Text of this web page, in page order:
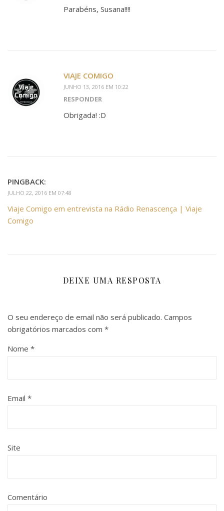
Parabéns, Susana!!!!
VIAJE COMIGO
JUNHO 13, 2016 EM 10:22
RESPONDER
Obrigada! :D
PINGBACK:
JULHO 22, 2016 EM 07:48
Viaje Comigo em entrevista na Rádio Renascença | Viaje
Comigo
DEIXE UMA RESPOSTA
O seu endereço de email não será publicado. Campos
obrigatórios marcados com *
Nome *
Email *
Site
Comentário